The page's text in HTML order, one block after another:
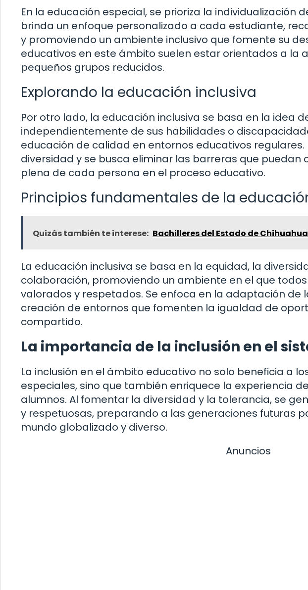
En la educación especial, se prioriza la individualización
brinda un enfoque personalizado a cada estudiante,
y promoviendo un ambiente inclusivo que fomente su
educativos en este ámbito suelen estar orientados a la
pequeños grupos reducidos.
Explorando la educación inclusiva
Por otro lado, la educación inclusiva se basa en la idea
independientemente de sus habilidades o
educación de calidad en entornos educativos
diversidad y se busca eliminar las barreras que puedan
plena de cada persona en el proceso educativo.
Principios fundamentales de la
Quizás también te interese: Bachilleres del Estado de
La educación inclusiva se basa en la equidad, la
colaboración, promoviendo un ambiente en el que
valorados y respetados. Se enfoca en la adaptación de
creación de entornos que fomenten la igualdad de
compartido.
La importancia de la inclusión en el
La inclusión en el ámbito educativo no solo beneficia a
especiales, sino que también enriquece la experiencia
alumnos. Al fomentar la diversidad y la tolerancia, se
y respetuosas, preparando a las generaciones futuras
mundo globalizado y diverso.
Anuncios